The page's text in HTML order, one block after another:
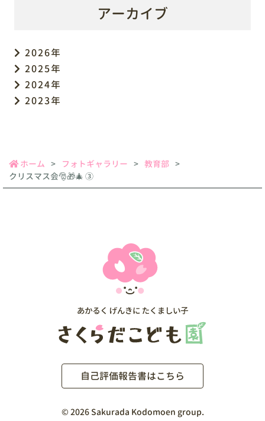
アーカイブ
2026年
2025年
2024年
2023年
ホーム フォトギャラリー
教育部
クリスマス会🎅🎁🎄 ③
自己評価報告書はこちら
© 2026 Sakurada Kodomoen group.